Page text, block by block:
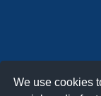
We use cookies